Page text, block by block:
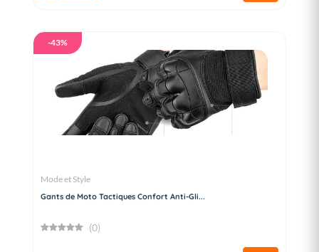
-43%
Mode et Style
Gants de Moto Tactiques Confort Anti-Gli...
(0)